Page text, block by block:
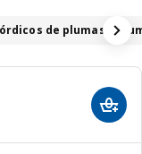
de plumas y